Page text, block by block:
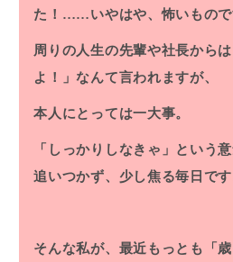
た！……いやはや、怖いもので
周りの人生の先輩や社長から
よ！」なんて言われますが、
本人にとっては一大事。
「しっかりしなきゃ」という
追いつかず、少し焦る毎日です
そんな私が、最近もっとも「